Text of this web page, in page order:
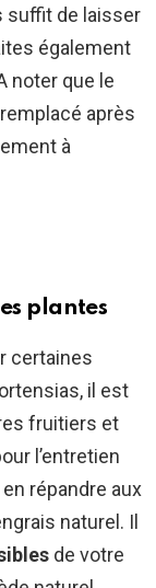
suffit de laisser
également
noter que le
après
à
plantes
certaines
il est
fruitiers et
l’entretien
répandre aux
naturel. Il
de votre